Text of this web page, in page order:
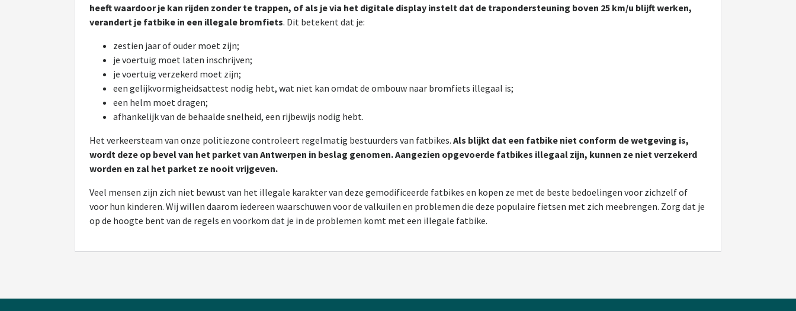
heeft waardoor je kan rijden zonder te trappen, of als je via het digitale display instelt dat de trapondersteuning boven 25 km/u blijft werken,
verandert je fatbike in een illegale bromfiets. Dit betekent dat je:
zestien jaar of ouder moet zijn;
je voertuig moet laten inschrijven;
je voertuig verzekerd moet zijn;
een gelijkvormigheidsattest nodig hebt, wat niet kan omdat de ombouw naar bromfiets illegaal is;
een helm moet dragen;
afhankelijk van de behaalde snelheid, een rijbewijs nodig hebt.
Het verkeersteam van onze politiezone controleert regelmatig bestuurders van fatbikes. Als blijkt dat een fatbike niet conform de wetgeving is,
wordt deze op bevel van het parket van Antwerpen in beslag genomen. Aangezien opgevoerde fatbikes illegaal zijn, kunnen ze niet verzekerd
worden en zal het parket ze nooit vrijgeven.
Veel mensen zijn zich niet bewust van het illegale karakter van deze gemodificeerde fatbikes en kopen ze met de beste bedoelingen voor zichzelf of
voor hun kinderen. Wij willen daarom iedereen waarschuwen voor de valkuilen en problemen die deze populaire fietsen met zich meebrengen. Zorg dat je
op de hoogte bent van de regels en voorkom dat je in de problemen komt met een illegale fatbike.